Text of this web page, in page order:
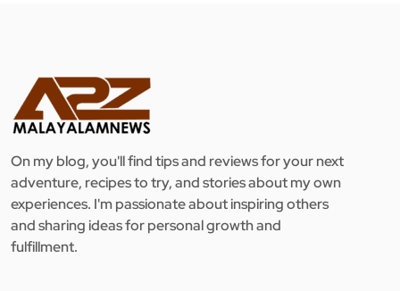
On my blog, you'll find tips and reviews for your next
adventure, recipes to try, and stories about my own
experiences. I'm passionate about inspiring others
and sharing ideas for personal growth and
fulfillment.